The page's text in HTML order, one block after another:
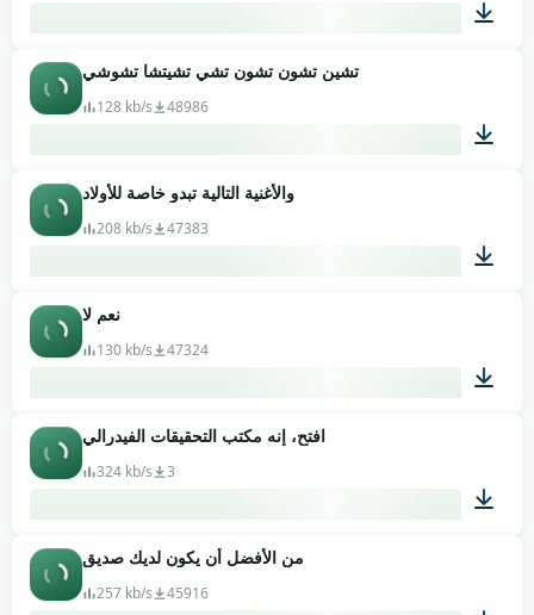
تشين تشون تشون تشي تشيتشا تشوشي
128 kb/s 48986
والأغنية التالية تبدو خاصة للأولاد
208 kb/s 47383
نعم لا
130 kb/s 47324
افتح، إنه مكتب التحقيقات الفيدرالي
324 kb/s 3
من الأفضل أن يكون لديك صديق
257 kb/s 45916